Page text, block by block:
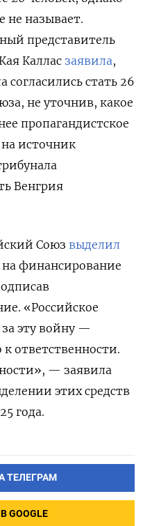
не называет.
представитель
Каллас заявила,
согласились стать 26
не уточнив, какое
пропагандистское
на источник
Венгрия
Союз выделил
финансирование
«Российское
эту войну —
ответственности.
— заявила
этих средств
года.
ТЕЛЕГРАМ